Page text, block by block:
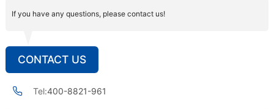
If you have any questions, please contact us!
CONTACT US
Tel:400-8821-961